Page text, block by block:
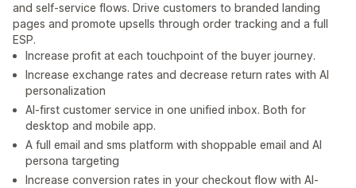
and self-service flows. Drive customers to branded landing
pages and promote upsells through order tracking and a full
ESP.
Increase profit at each touchpoint of the buyer journey.
Increase exchange rates and decrease return rates with AI
personalization
AI-first customer service in one unified inbox. Both for
desktop and mobile app.
A full email and sms platform with shoppable email and AI
persona targeting
Increase conversion rates in your checkout flow with AI-